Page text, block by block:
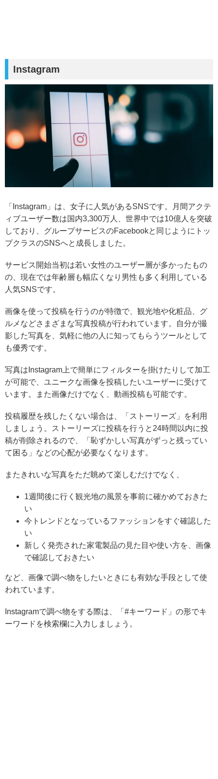
Instagram
「Instagram」は、女子に人気があるSNSです。月間アクテ
ィブユーザー数は国内3,300万人、世界中では10億人を突破
しており、グループサービスのFacebookと同じようにトッ
プクラスのSNSへと成長しました。
サービス開始当初は若い女性のユーザー層が多かったもの
の、現在では年齢層も幅広くなり男性も多く利用している
人気SNSです。
画像を使って投稿を行うのが特徴で、観光地や化粧品、グ
ルメなどさまざまな写真投稿が行われています。自分が撮
影した写真を、気軽に他の人に知ってもらうツールとして
も優秀です。
写真は Instagram上で簡単にフィルターを掛けたりして加工
が可能で、ユニークな画像を投稿したいユーザーに受けて
います。また画像だけでなく、動画投稿も可能です。
投稿履歴を残したくない場合は、「ストーリーズ」を利用
しましょう。ストーリーズに投稿を行うと24時間以内に投
稿が削除されるので、「恥ずかしい写真がずっと残ってい
て困る」などの心配が必要なくなります。
またきれいな写真をただ眺めて楽しむだけでなく、
1週間後に行く観光地の風景を事前に確かめておきた
い
今トレンドとなっているファッションをすぐ確認した
い
新しく発売された家電製品の見た目や使い方を、画像
で確認しておきたい
など、画像で調べ物をしたいときにも有効な手段として使
われています。
Instagramで調べ物をする際は、「#キーワード」の形でキ
ーワードを検索欄に入力しましょう。